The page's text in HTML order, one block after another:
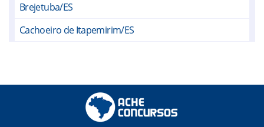
Brejetuba/ES
Cachoeiro de Itapemirim/ES
Domingos Martins/ES